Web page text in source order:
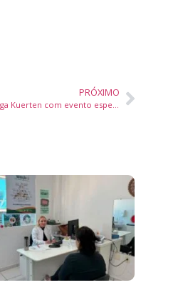
PRÓXIMO
Prêmio IGK celebra 25 anos do Instituto Guga Kuerten com evento especial em Florianópolis